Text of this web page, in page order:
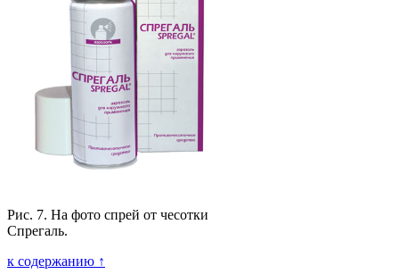
Рис. 7. На фото спрей от чесотки
Спрегаль.
к содержанию ↑